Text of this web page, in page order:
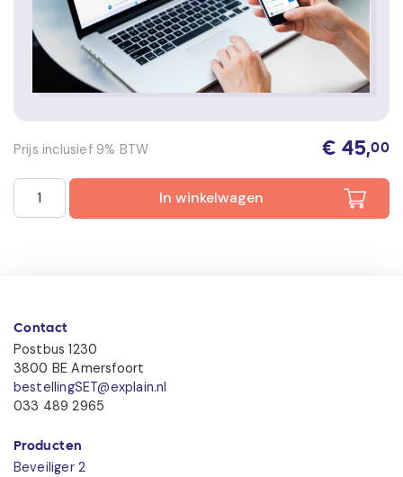
Prijs inclusief 9% BTW € 45,00
Smart-e-learning Boa HTV praktijk domein I licentie 1 jaar
In winkelwagen
Contact
Postbus 1230
3800 BE Amersfoort
bestellingSET@explain.nl
033 489 2965
Producten
Beveiliger 2